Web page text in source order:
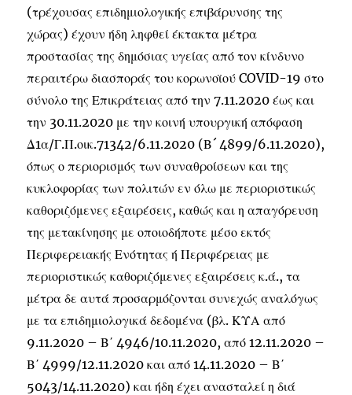
(τρέχουσας επιδημιολογικής επιβάρυνσης της
χώρας) έχουν ήδη ληφθεί έκτακτα μέτρα
προστασίας της δημόσιας υγείας από τον κίνδυνο
περαιτέρω διασποράς του κορωνοϊού COVID-19 στο
σύνολο της Επικράτειας από την 7.11.2020 έως και
την 30.11.2020 με την κοινή υπουργική απόφαση
Δ1α/Γ.Π.οικ.71342/6.11.2020 (Β´ 4899/6.11.2020),
όπως ο περιορισμός των συναθροίσεων και της
κυκλοφορίας των πολιτών εν όλω με περιοριστικώς
καθοριζόμενες εξαιρέσεις, καθώς και η απαγόρευση
της μετακίνησης με οποιοδήποτε μέσο εκτός
Περιφερειακής Ενότητας ή Περιφέρειας με
περιοριστικώς καθοριζόμενες εξαιρέσεις κ.ά., τα
μέτρα δε αυτά προσαρμόζονται συνεχώς αναλόγως
με τα επιδημιολογικά δεδομένα (βλ. ΚΥΑ από
9.11.2020 – Β΄ 4946/10.11.2020, από 12.11.2020 –
Β΄ 4999/12.11.2020 και από 14.11.2020 – Β΄
5043/14.11.2020) και ήδη έχει ανασταλεί η διά